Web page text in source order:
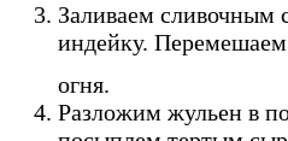
Заливаем сливочным
индейку.
огня.
Разложим жульен в